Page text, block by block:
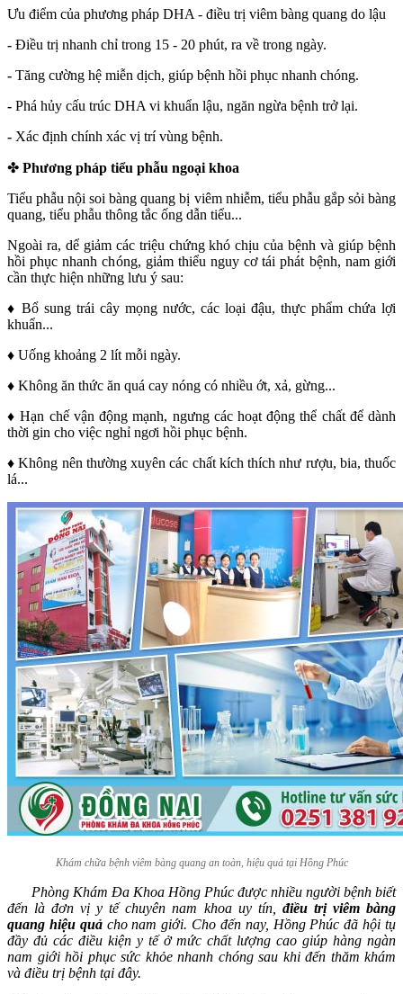
Ưu điểm của phương pháp DHA - điều trị viêm bàng quang do lậu
- Điều trị nhanh chỉ trong 15 - 20 phút, ra về trong ngày.
- Tăng cường hệ miễn dịch, giúp bệnh hồi phục nhanh chóng.
- Phá hủy cấu trúc DHA vi khuẩn lậu, ngăn ngừa bệnh trở lại.
- Xác định chính xác vị trí vùng bệnh.
✤ Phương pháp tiểu phẫu ngoại khoa
Tiểu phẫu nội soi bàng quang bị viêm nhiễm, tiểu phẫu gắp sỏi bàng
quang, tiểu phẫu thông tắc ống dẫn tiểu...
Ngoài ra, dể giảm các triệu chứng khó chịu của bệnh và giúp bệnh
hồi phục nhanh chóng, giảm thiểu nguy cơ tái phát bệnh, nam giới
cần thực hiện những lưu ý sau:
♦ Bổ sung trái cây mọng nước, các loại đậu, thực phẩm chứa lợi
khuẩn...
♦ Uống khoảng 2 lít mỗi ngày.
♦ Không ăn thức ăn quá cay nóng có nhiều ớt, xả, gừng...
♦ Hạn chế vận động mạnh, ngưng các hoạt động thể chất để dành
thời gin cho việc nghỉ ngơi hồi phục bệnh.
♦ Không nên thường xuyên các chất kích thích như rượu, bia, thuốc
lá...
Khám chữa bệnh viêm bàng quang an toàn, hiệu quả tại Hồng Phúc
Phòng Khám Đa Khoa Hồng Phúc được nhiều người bệnh biết
đến là đơn vị y tế chuyên nam khoa uy tín, điều trị viêm bàng
quang hiệu quảcho nam giới. Cho đến nay, Hồng Phúc đã hội tụ
đầy đủ các điều kiện y tế ở mức chất lượng cao giúp hàng ngàn
nam giới hồi phục sức khỏe nhanh chóng sau khi đến thăm khám
và điều trị bệnh tại đây.